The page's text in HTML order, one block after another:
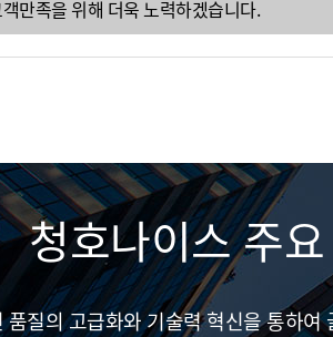
만족을 위해 더욱 노력하겠습니다.
청호나이스 주
질의 고급화와 기술력 혁신을 통하